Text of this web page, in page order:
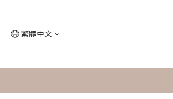
繁體中文